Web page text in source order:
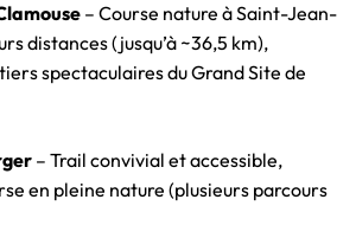
– Course nature à Saint-Jean-
distances (jusqu’à ~36,5 km),
spectaculaires du Grand Site de
– Trail convivial et accessible,
en pleine nature (plusieurs parcours